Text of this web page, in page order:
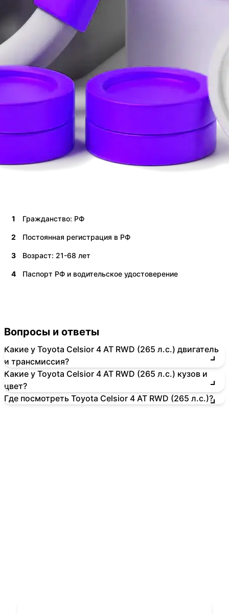
1 Гражданство: РФ
2 Постоянная регистрация в РФ
3 Возраст: 21-68 лет
4 Паспорт РФ и водительское удостоверение
Вопросы и ответы
Какие у Toyota Celsior 4 AT RWD (265 л.с.) двигатель
и трансмиссия?
Какие у Toyota Celsior 4 AT RWD (265 л.с.) кузов и
цвет?
Где посмотреть Toyota Celsior 4 AT RWD (265 л.с.)?